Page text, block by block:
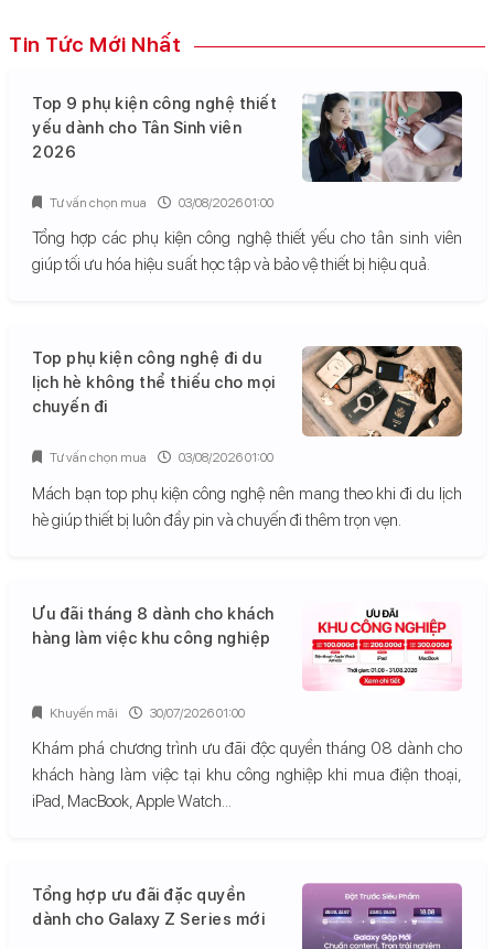
Tin Tức Mới Nhất
Top 9 phụ kiện công nghệ thiết
yếu dành cho Tân Sinh viên
2026
Tổng hợp các phụ kiện công nghệ thiết yếu cho tân sinh viên
giúp tối ưu hóa hiệu suất học tập và bảo vệ thiết bị hiệu quả.
Tư vấn chọn mua 03/08/2026 01:00
Top phụ kiện công nghệ đi du
lịch hè không thể thiếu cho mọi
chuyến đi
Mách bạn top phụ kiện công nghệ nên mang theo khi đi du lịch
hè giúp thiết bị luôn đầy pin và chuyến đi thêm trọn vẹn.
Tư vấn chọn mua 03/08/2026 01:00
Ưu đãi tháng 8 dành cho khách
hàng làm việc khu công nghiệp
Khám phá chương trình ưu đãi độc quyền tháng 08 dành cho
khách hàng làm việc tại khu công nghiệp khi mua điện thoại,
iPad, MacBook, Apple Watch...
Khuyến mãi 30/07/2026 01:00
Tổng hợp ưu đãi đặc quyền
dành cho Galaxy Z Series mới